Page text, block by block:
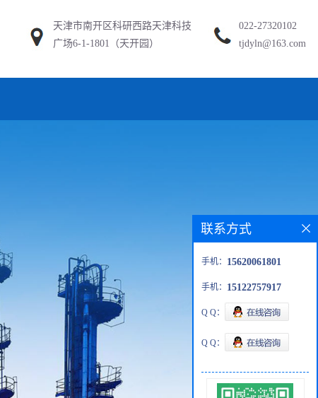
天津市南开区科研西路天津科技
广场6-1-1801（天开园）
022-27320102
tjdyln@163.com
联系方式
手机： 15620061801
手机： 15122757917
Q Q：
Q Q：